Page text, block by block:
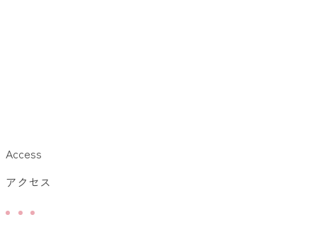
Access
アクセス